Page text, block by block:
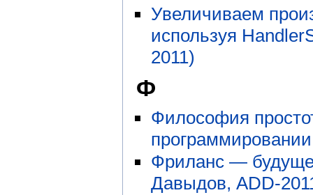
Увеличиваем
используя
2011)
Ф
Философия
Фриланс —
Давыдов, ADD-